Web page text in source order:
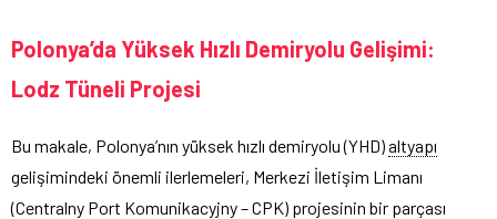
Polonya’da Yüksek Hızlı Demiryolu Gelişimi:
Lodz Tüneli Projesi
Bu makale, Polonya’nın yüksek hızlı demiryolu (YHD)altyapı
gelişimindeki önemli ilerlemeleri, Merkezi İletişim Limanı
(Centralny Port Komunikacyjny – CPK) projesinin bir parçası